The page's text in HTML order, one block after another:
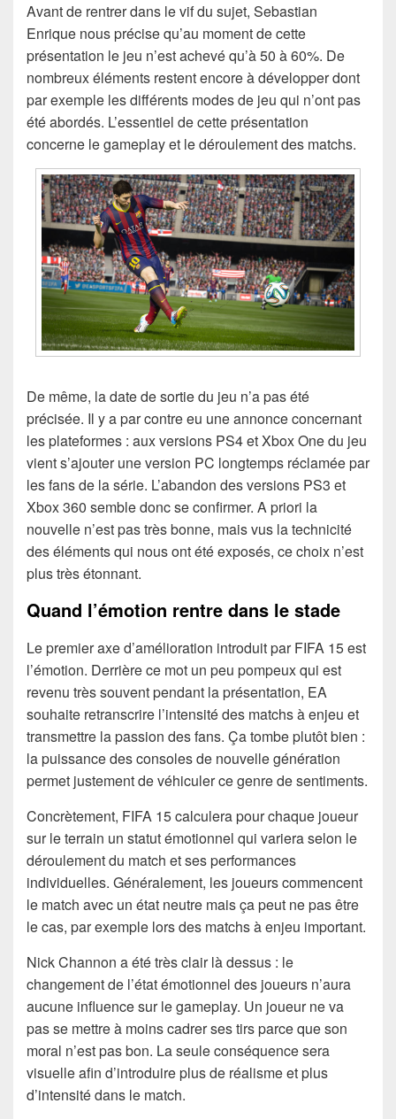
Avant de rentrer dans le vif du sujet, Sebastian
Enrique nous précise qu’au moment de cette
présentation le jeu n’est achevé qu’à 50 à 60%. De
nombreux éléments restent encore à développer dont
par exemple les différents modes de jeu qui n’ont pas
été abordés. L’essentiel de cette présentation
concerne le gameplay et le déroulement des matchs.
De même, la date de sortie du jeu n’a pas été
précisée. Il y a par contre eu une annonce concernant
les plateformes : aux versions PS4 et Xbox One du jeu
vient s’ajouter une version PC longtemps réclamée par
les fans de la série. L’abandon des versions PS3 et
Xbox 360 semble donc se confirmer. A priori la
nouvelle n’est pas très bonne, mais vus la technicité
des éléments qui nous ont été exposés, ce choix n’est
plus très étonnant.
Quand l’émotion rentre dans le stade
Le premier axe d’amélioration introduit par FIFA 15 est
l’émotion. Derrière ce mot un peu pompeux qui est
revenu très souvent pendant la présentation, EA
souhaite retranscrire l’intensité des matchs à enjeu et
transmettre la passion des fans. Ça tombe plutôt bien :
la puissance des consoles de nouvelle génération
permet justement de véhiculer ce genre de sentiments.
Concrètement, FIFA 15 calculera pour chaque joueur
sur le terrain un statut émotionnel qui variera selon le
déroulement du match et ses performances
individuelles. Généralement, les joueurs commencent
le match avec un état neutre mais ça peut ne pas être
le cas, par exemple lors des matchs à enjeu important.
Nick Channon a été très clair là dessus : le
changement de l’état émotionnel des joueurs n’aura
aucune influence sur le gameplay. Un joueur ne va
pas se mettre à moins cadrer ses tirs parce que son
moral n’est pas bon. La seule conséquence sera
visuelle afin d’introduire plus de réalisme et plus
d’intensité dans le match.